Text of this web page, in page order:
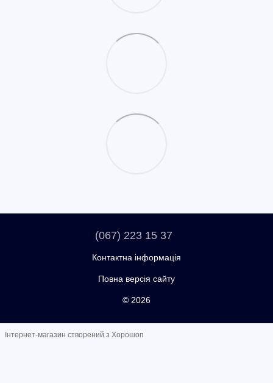
(067) 223 15 37
Контактна інформація
Повна версія сайту
© 2026
Інтернет-магазин створений з Хорошоп